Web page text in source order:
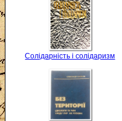
Солідарність і солідаризм